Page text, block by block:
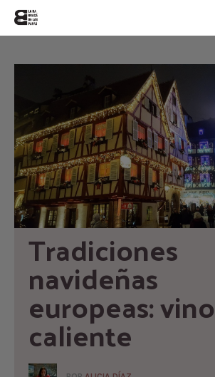
Tradiciones
navideñas
europeas: vino
caliente